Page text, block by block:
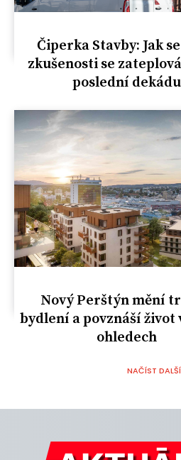
Čiperka Stavby: Jak
zkušenosti se
poslední dekádu
Nový Perštýn mění
bydlení a povznáší život
ohledech
NAČÍST DALŠÍ